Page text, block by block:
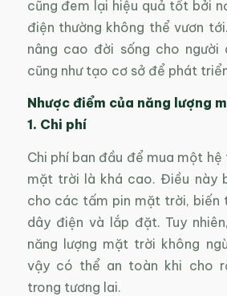
cũng đem lại hiệu quả tốt bởi
điện thường không thể vươn
nâng cao đời sống cho người
cũng như tạo cơ sở để phát
Nhược điểm của năng lượng
1. Chi phí
Chi phí ban đầu để mua một hệ
mặt trời là khá cao. Điều này
cho các tấm pin mặt trời, biến
dây điện và lắp đặt. Tuy
năng lượng mặt trời không
vậy có thể an toàn khi cho
trong tương lai.